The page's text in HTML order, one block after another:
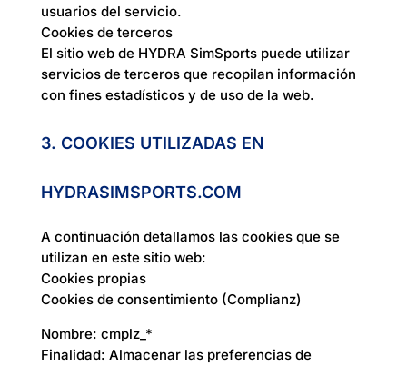
usuarios del servicio.
Cookies de terceros
El sitio web de HYDRA SimSports puede utilizar
servicios de terceros que recopilan información
con fines estadísticos y de uso de la web.
3. COOKIES UTILIZADAS EN
HYDRASIMSPORTS.COM
A continuación detallamos las cookies que se
utilizan en este sitio web:
Cookies propias
Cookies de consentimiento (Complianz)
Nombre: cmplz_*
Finalidad: Almacenar las preferencias de